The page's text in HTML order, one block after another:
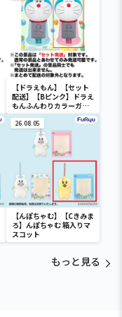
【ドラえもん】【セット
配送】【Bピンク】ドラえ
もんふんわりカラーガム
ガチャ
26.08.05
【んぽちゃむ】【Cきみま
ろ】んぽちゃむ 箱入りマ
スコット
もっと見る